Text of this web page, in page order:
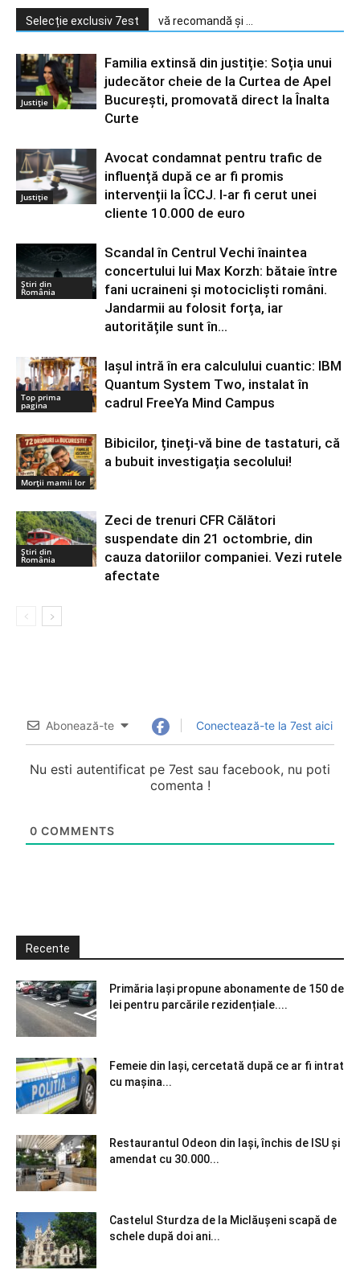
Selecție exclusiv 7est vă recomandă și ...
Justiție
Familia extinsă din justiție: Soția unui
judecător cheie de la Curtea de Apel
București, promovată direct la Înalta
Curte
Justiție
Avocat condamnat pentru trafic de
influență după ce ar fi promis
intervenții la ÎCCJ. I-ar fi cerut unei
cliente 10.000 de euro
Știri din
România
Scandal în Centrul Vechi înaintea
concertului lui Max Korzh: bătaie între
fani ucraineni și motocicliști români.
Jandarmii au folosit forța, iar
autoritățile sunt în...
Top prima
pagina
Iașul intră în era calculului cuantic: IBM
Quantum System Two, instalat în
cadrul FreeYa Mind Campus
Morții mamii lor
Bibicilor, țineți-vă bine de tastaturi, că
a bubuit investigația secolului!
Știri din
România
Zeci de trenuri CFR Călători
suspendate din 21 octombrie, din
cauza datoriilor companiei. Vezi rutele
afectate
Abonează-te Conectează-te la 7est aici
Nu esti autentificat pe 7est sau facebook, nu poti
comenta !
0 COMMENTS
Recente
Primăria Iași propune abonamente de 150 de
lei pentru parcările rezidențiale....
Femeie din Iași, cercetată după ce ar fi intrat
cu mașina...
Restaurantul Odeon din Iași, închis de ISU și
amendat cu 30.000...
Castelul Sturdza de la Miclăușeni scapă de
schele după doi ani...